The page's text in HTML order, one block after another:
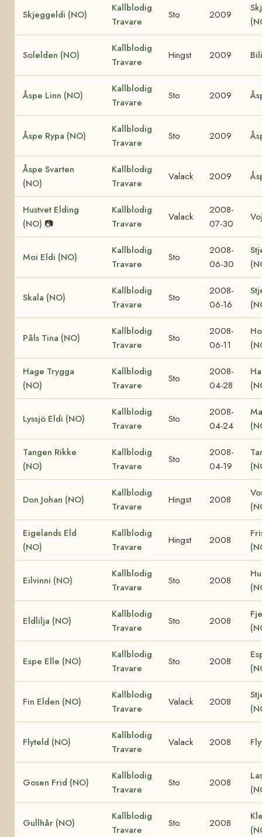
Skjeggeldi (NO)
Kallblodig
Travare
Sto 2009
Solelden (NO)
Kallblodig
Travare
Hingst 2009
Åspe Linn (NO)
Kallblodig
Travare
Sto 2009
Åspe Rypa (NO)
Kallblodig
Travare
Sto 2009
Åspe Svarten
(NO)
Kallblodig
Travare
Valack 2009
Hustvet Elding
(NO) 📷
Kallblodig
Travare
Valack
2008-
07-30
Moi Eldi (NO)
Kallblodig
Travare
Sto
2008-
06-30
Skala (NO)
Kallblodig
Travare
Sto
2008-
06-16
Påls Tina (NO)
Kallblodig
Travare
Sto
2008-
06-11
Hage Trygga
(NO)
Kallblodig
Travare
Sto
2008-
04-28
Lyssjö Eldi (NO)
Kallblodig
Travare
Sto
2008-
04-24
Tangen Rikke
(NO)
Kallblodig
Travare
Sto
2008-
04-19
Don Johan (NO)
Kallblodig
Travare
Hingst 2008
Eigelands Eld
(NO)
Kallblodig
Travare
Hingst 2008
Eilvinni (NO)
Kallblodig
Travare
Sto 2008
Eldlilja (NO)
Kallblodig
Travare
Sto 2008
Espe Elle (NO)
Kallblodig
Travare
Sto 2008
Fin Elden (NO)
Kallblodig
Travare
Valack 2008
Flyteld (NO)
Kallblodig
Travare
Valack 2008
Gosen Frid (NO)
Kallblodig
Travare
Sto 2008
Gullhår (NO)
Kallblodig
Travare
Sto 2008